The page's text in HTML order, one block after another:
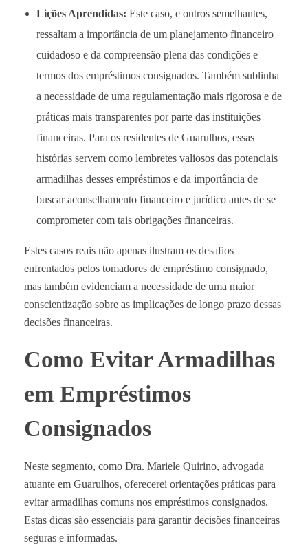
Lições Aprendidas: Este caso, e outros semelhantes,
ressaltam a importância de um planejamento financeiro
cuidadoso e da compreensão plena das condições e
termos dos empréstimos consignados. Também sublinha
a necessidade de uma regulamentação mais rigorosa e de
práticas mais transparentes por parte das instituições
financeiras. Para os residentes de Guarulhos, essas
histórias servem como lembretes valiosos das potenciais
armadilhas desses empréstimos e da importância de
buscar aconselhamento financeiro e jurídico antes de se
comprometer com tais obrigações financeiras.
Estes casos reais não apenas ilustram os desafios
enfrentados pelos tomadores de empréstimo consignado,
mas também evidenciam a necessidade de uma maior
conscientização sobre as implicações de longo prazo dessas
decisões financeiras.
Como Evitar Armadilhas
em Empréstimos
Consignados
Neste segmento, como Dra. Mariele Quirino, advogada
atuante em Guarulhos, oferecerei orientações práticas para
evitar armadilhas comuns nos empréstimos consignados.
Estas dicas são essenciais para garantir decisões financeiras
seguras e informadas.